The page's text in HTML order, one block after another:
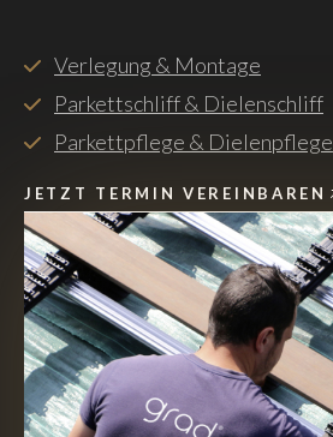
Verlegung & Montage
Parkettschliff & Dielenschliff
Parkettpflege & Dielenpflege
JETZT TERMIN VEREINBAREN